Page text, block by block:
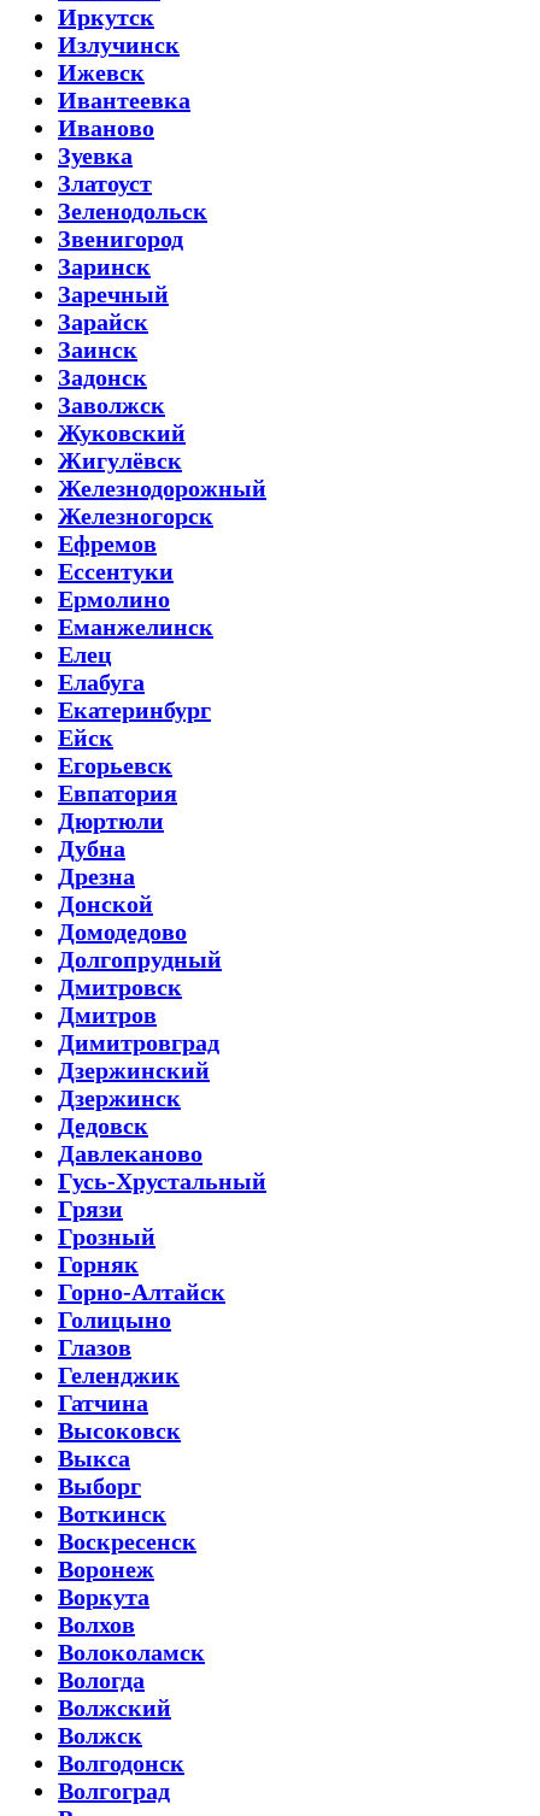
Иркутск
Излучинск
Ижевск
Ивантеевка
Иваново
Зуевка
Златоуст
Зеленодольск
Звенигород
Заринск
Заречный
Зарайск
Заинск
Задонск
Заволжск
Жуковский
Жигулёвск
Железнодорожный
Железногорск
Ефремов
Ессентуки
Ермолино
Еманжелинск
Елец
Елабуга
Екатеринбург
Ейск
Егорьевск
Евпатория
Дюртюли
Дубна
Дрезна
Донской
Домодедово
Долгопрудный
Дмитровск
Дмитров
Димитровград
Дзержинский
Дзержинск
Дедовск
Давлеканово
Гусь-Хрустальный
Грязи
Грозный
Горняк
Горно-Алтайск
Голицыно
Глазов
Геленджик
Гатчина
Высоковск
Выкса
Выборг
Воткинск
Воскресенск
Воронеж
Воркута
Волхов
Волоколамск
Вологда
Волжский
Волжск
Волгодонск
Волгоград